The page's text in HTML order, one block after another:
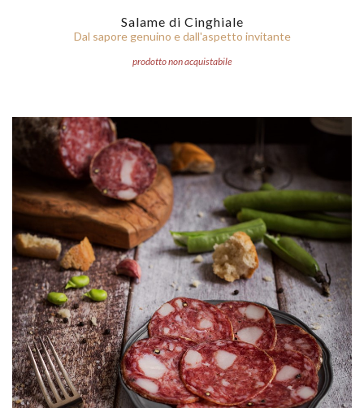
Salame di Cinghiale
Dal sapore genuino e dall'aspetto invitante
prodotto non acquistabile